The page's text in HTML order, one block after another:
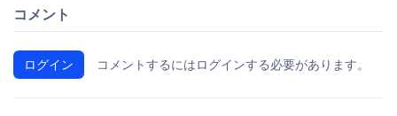
コメント
ログイン コメントするにはログインする必要があります。